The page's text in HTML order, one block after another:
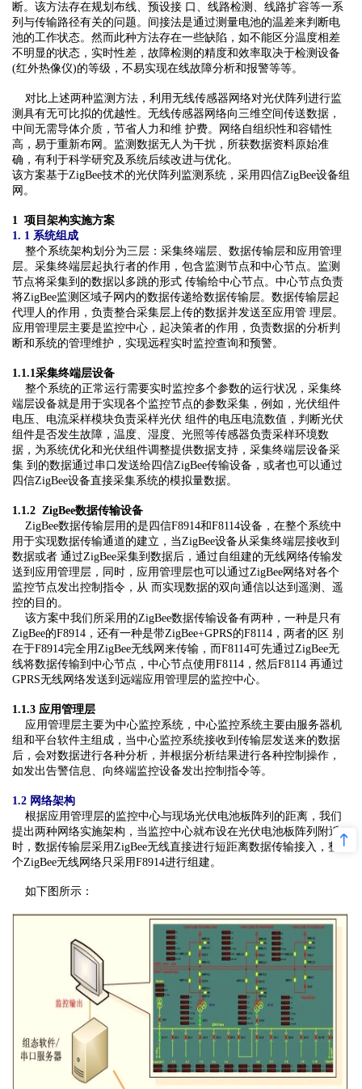
断。该方法存在规划布线、预设接 口、线路检测、线路扩容等一系
列与传输路径有关的问题。间接法是通过测量电池的温差来判断电
池的工作状态。然而此种方法存在一些缺陷，如不能区分温度相差
不明显的状态，实时性差，故障检测的精度和效率取决于检测设备
(红外热像仪)的等级，不易实现在线故障分析和报警等等。
对比上述两种监测方法，利用无线传感器网络对光伏阵列进行监
测具有无可比拟的优越性。无线传感器网络向三维空间传送数据，
中间无需导体介质，节省人力和维 护费。网络自组织性和容错性
高，易于重新布网。监测数据无人为干扰，所获数据资料原始准
确，有利于科学研究及系统后续改进与优化。
该方案基于ZigBee技术的光伏阵列监测系统，采用四信ZigBee设备组
网。
1 项目架构实施方案
1. 1 系统组成
整个系统架构划分为三层：采集终端层、数据传输层和应用管理
层。采集终端层起执行者的作用，包含监测节点和中心节点。监测
节点将采集到的数据以多跳的形式 传输给中心节点。中心节点负责
将ZigBee监测区域子网内的数据传递给数据传输层。数据传输层起
代理人的作用，负责整合采集层上传的数据并发送至应用管 理层。
应用管理层主要是监控中心，起决策者的作用，负责数据的分析判
断和系统的管理维护，实现远程实时监控查询和预警。
1.1.1采集终端层设备
整个系统的正常运行需要实时监控多个参数的运行状况，采集终
端层设备就是用于实现各个监控节点的参数采集，例如，光伏组件
电压、电流采样模块负责采样光伏 组件的电压电流数值，判断光伏
组件是否发生故障，温度、湿度、光照等传感器负责采样环境数
据，为系统优化和光伏组件调整提供数据支持，采集终端层设备采
集 到的数据通过串口发送给四信ZigBee传输设备，或者也可以通过
四信ZigBee设备直接采集系统的模拟量数据。
1.1.2 ZigBee数据传输设备
ZigBee数据传输层用的是四信F8914和F8114设备，在整个系统中
用于实现数据传输通道的建立，当ZigBee设备从采集终端层接收到
数据或者 通过ZigBee采集到数据后，通过自组建的无线网络传输发
送到应用管理层，同时，应用管理层也可以通过ZigBee网络对各个
监控节点发出控制指令，从 而实现数据的双向通信以达到遥测、遥
控的目的。
该方案中我们所采用的ZigBee数据传输设备有两种，一种是只有
ZigBee的F8914，还有一种是带ZigBee+GPRS的F8114，两者的区 别
在于F8914完全用ZigBee无线网来传输，而F8114可先通过ZigBee无
线将数据传输到中心节点，中心节点使用F8114，然后F8114 再通过
GPRS无线网络发送到远端应用管理层的监控中心。
1.1.3 应用管理层
应用管理层主要为中心监控系统，中心监控系统主要由服务器机
组和平台软件主组成，当中心监控系统接收到传输层发送来的数据
后，会对数据进行各种分析，并根据分析结果进行各种控制操作，
如发出告警信息、向终端监控设备发出控制指令等。
1.2 网络架构
根据应用管理层的监控中心与现场光伏电池板阵列的距离，我们
提出两种网络实施架构，当监控中心就布设在光伏电池板阵列附近
时，数据传输层采用ZigBee无线直接进行短距离数据传输接入，整
个ZigBee无线网络只采用F8914进行组建。
如下图所示：